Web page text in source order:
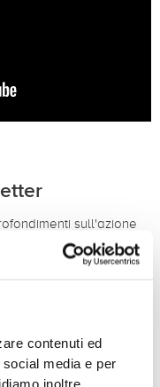
contenuti ed
media e per
sull'azione